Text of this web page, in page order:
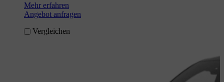
Mehr erfahren
Angebot anfragen
Vergleichen